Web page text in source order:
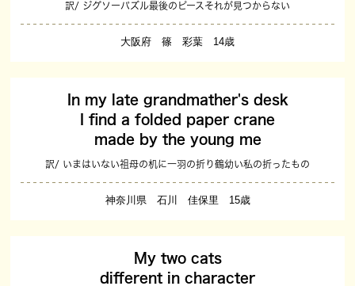
訳/ ジグソーパズル最後のピースそれが見つからない
大阪府 篠 彩葉 14歳
In my late grandmather's desk
I find a folded paper crane
made by the young me
訳/ いまはいない祖母の机に一羽の折り鶴幼い私の折ったもの
神奈川県 石川 佳保里 15歳
My two cats
different in character